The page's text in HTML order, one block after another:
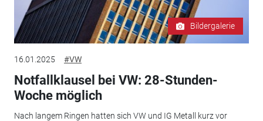
Bildergalerie
16.01.2025 #VW
Notfallklausel bei VW: 28-Stunden-
Woche möglich
Nach langem Ringen hatten sich VW und IG Metall kurz vor